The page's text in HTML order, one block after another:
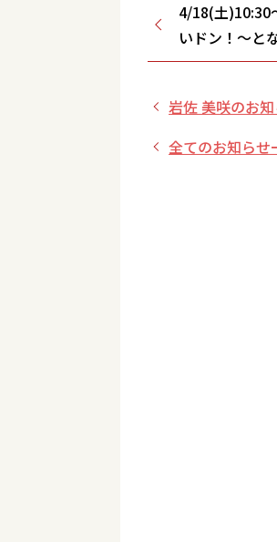
4/18(土)10:30
いドン！～と
どり！～ 」
岩佐 美咲のお
全てのお知らせ